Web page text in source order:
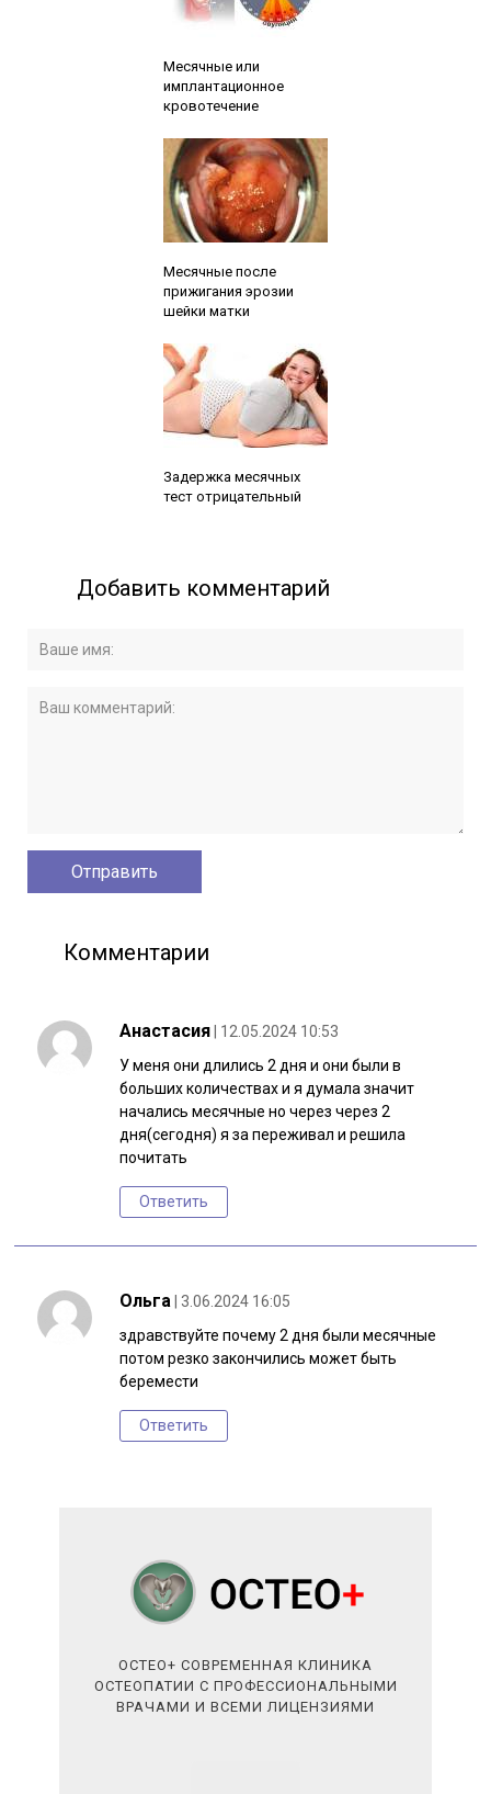
Месячные или
имплантационное
кровотечение
Месячные после
прижигания эрозии
шейки матки
Задержка месячных
тест отрицательный
Добавить комментарий
Комментарии
Анастасия
| 12.05.2024 10:53
У меня они длились 2 дня и они были в
больших количествах и я думала значит
начались месячные но через через 2
дня(сегодня) я за переживал и решила
почитать
Ответить
Ольга
| 3.06.2024 16:05
здравствуйте почему 2 дня были месячные
потом резко закончились может быть
беремести
Ответить
ОСТЕО+ СОВРЕМЕННАЯ КЛИНИКА
ОСТЕОПАТИИ С ПРОФЕССИОНАЛЬНЫМИ
ВРАЧАМИ И ВСЕМИ ЛИЦЕНЗИЯМИ